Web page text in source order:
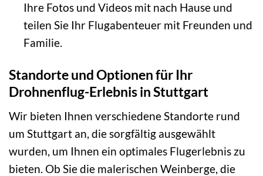
Ihre Fotos und Videos mit nach Hause und
teilen Sie Ihr Flugabenteuer mit Freunden und
Familie.
Standorte und Optionen für Ihr
Drohnenflug-Erlebnis in Stuttgart
Wir bieten Ihnen verschiedene Standorte rund
um Stuttgart an, die sorgfältig ausgewählt
wurden, um Ihnen ein optimales Flugerlebnis zu
bieten. Ob Sie die malerischen Weinberge, die